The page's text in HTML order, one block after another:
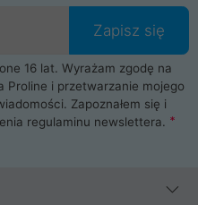
notebooka albo laptopa w
bezpieczeństwo.
i części komputerowe
płyty główne, pamięci,
pomogą Ci wybrać
oraz obudowę do komputera.
najlepsze na rynku
Xiaomi, Apple, Samsung i
to wszystko, możesz
Zapisz się
16 lat. Wyrażam zgodę na
Proline i przetwarzanie mojego
Zapoznałem się i
regulaminu newslettera.